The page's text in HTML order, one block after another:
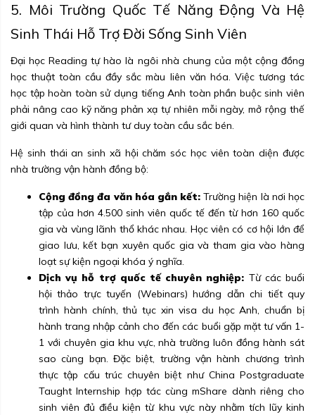
5. Môi Trường Quốc Tế Năng Động Và Hệ
Sinh Thái Hỗ Trợ Đời Sống Sinh Viên
Đại học Reading tự hào là ngôi nhà chung của một cộng đồng
học thuật toàn cầu đầy sắc màu liên văn hóa. Việc tương tác
học tập hoàn toàn sử dụng tiếng Anh toàn phần buộc sinh viên
phải nâng cao kỹ năng phản xạ tự nhiên mỗi ngày, mở rộng thế
giới quan và hình thành tư duy toàn cầu sắc bén.
Hệ sinh thái an sinh xã hội chăm sóc học viên toàn diện được
nhà trường vận hành đồng bộ:
Cộng đồng đa văn hóa gắn kết: Trường hiện là nơi học
tập của hơn 4.500 sinh viên quốc tế đến từ hơn 160 quốc
gia và vùng lãnh thổ khác nhau. Học viên có cơ hội lớn để
giao lưu, kết bạn xuyên quốc gia và tham gia vào hàng
loạt sự kiện ngoại khóa ý nghĩa.
Dịch vụ hỗ trợ quốc tế chuyên nghiệp: Từ các buổi
hội thảo trực tuyến (Webinars) hướng dẫn chi tiết quy
trình hành chính, thủ tục xin visa du học Anh, chuẩn bị
hành trang nhập cảnh cho đến các buổi gặp mặt tư vấn 1-
1 với chuyên gia khu vực, nhà trường luôn đồng hành sát
sao cùng bạn. Đặc biệt, trường vận hành chương trình
thực tập cấu trúc chuyên biệt như China Postgraduate
Taught Internship hợp tác cùng mShare dành riêng cho
sinh viên đủ điều kiện từ khu vực này nhằm tích lũy kinh